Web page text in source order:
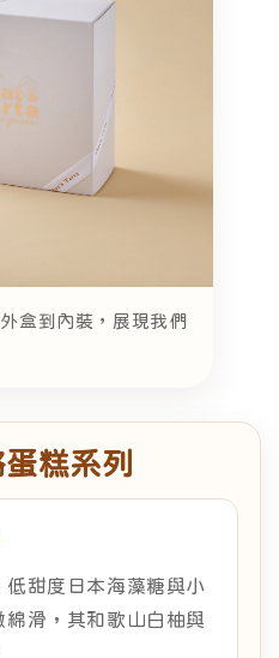
盒到內裝，展現我們
糕系列
甜度日本海藻糖與小
滑，其和歌山白柚與